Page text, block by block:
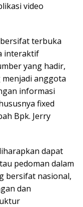
video
terbuka
interaktif
yang hadir,
anggota
informasi
fixed
Bpk. Jerry
dapat
pedoman dalam
bersifat nasional,
dan